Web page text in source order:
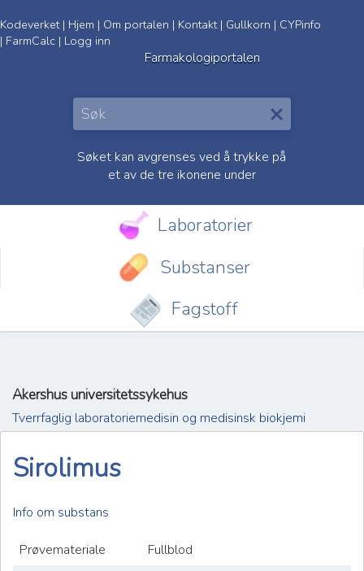
Kodeverket | Hjem | Om portalen | Kontakt | Gullkorn | CYPinfo
| FarmCalc | Logg inn
Farmakologiportalen
Søket kan avgrenses ved å trykke på
et av de tre ikonene under
Laboratorier
Substanser
Fagstoff
Akershus universitetssykehus
Tverrfaglig laboratoriemedisin og medisinsk biokjemi
Sirolimus
Info om substans
Prøvemateriale
Fullblod